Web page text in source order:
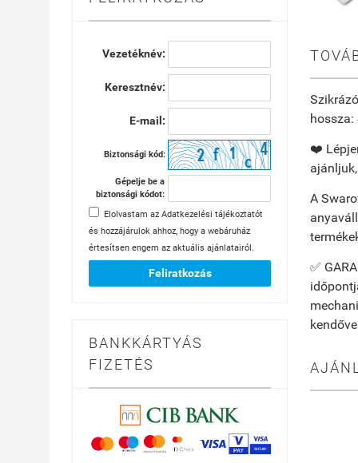
Vezetéknév:
Keresztnév:
E-mail:
Biztonsági kód:
Gépelje be a
biztonsági kódot:
Elolvastam az Adatkezelési tájékoztatót
és hozzájárulok ahhoz, hogy a webáruház
értesítsen engem az aktuális ajánlatairól.
Feliratkozás
BANKKÁRTYÁS
FIZETÉS
❤️
A
✅